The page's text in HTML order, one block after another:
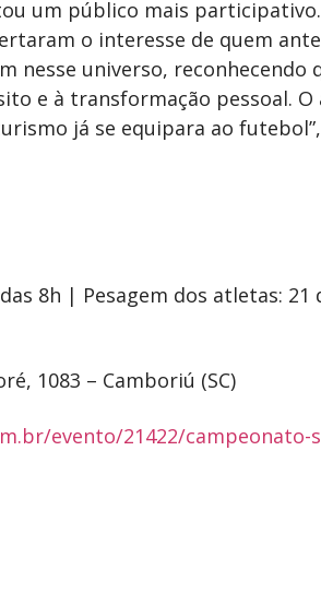
um público mais participativo.
o interesse de quem
nesse universo, reconhecendo
e à transformação pessoal. O
já se equipara ao
8h | Pesagem dos atletas: 21
1083 – Camboriú (SC)
evento/21422/campeonato-